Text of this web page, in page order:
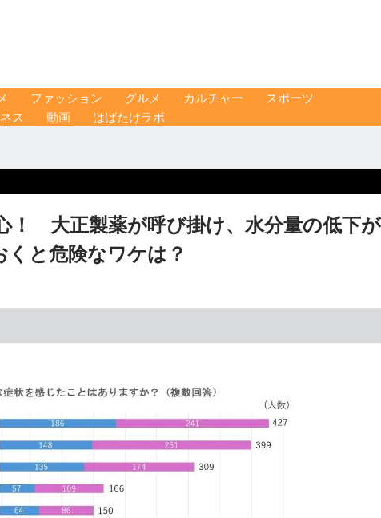
ファッション グルメ カルチャー
スポーツ
ス 動画 はばたけラボ
！ 大正製薬が呼び掛け、水分量の低下が
くと危険なワケは？